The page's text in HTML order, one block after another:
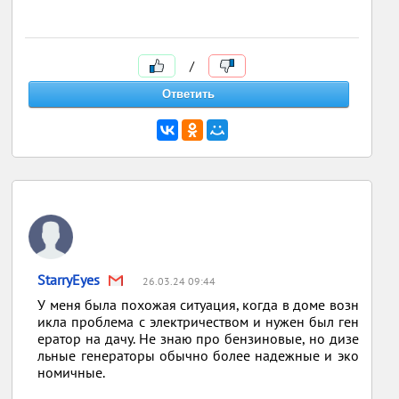
/
StarryEyes 26.03.24 09:44
У меня была похожая ситуация, когда в доме возн
икла проблема с электричеством и нужен был ген
ератор на дачу. Не знаю про бензиновые, но дизе
льные генераторы обычно более надежные и эко
номичные.